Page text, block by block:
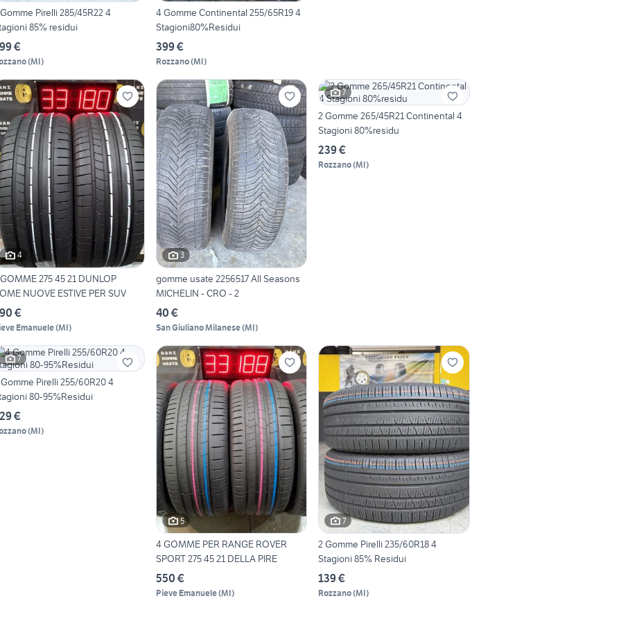
Pirelli 285/45R22 4
85% residui
€
(MI)
4 Gomme Continental 255/65R19 4
Stagioni80%Residui
399 €
Rozzano(MI)
4
275 45 21 DUNLOP
NUOVE ESTIVE PER SUV
€
Emanuele(MI)
3
gomme usate 2256517 All Seasons
MICHELIN - CRO - 2
40 €
San Giuliano Milanese(MI)
7
2 Gomme 265/45R21 Continental 4
Stagioni 80%residu
239 €
Rozzano(MI)
7
Pirelli 255/60R20 4
80-95%Residui
€
(MI)
5
4 GOMME PER RANGE ROVER
SPORT 275 45 21 DELLA PIRE
550 €
Pieve Emanuele(MI)
7
2 Gomme Pirelli 235/60R18 4
Stagioni 85% Residui
139 €
Rozzano(MI)